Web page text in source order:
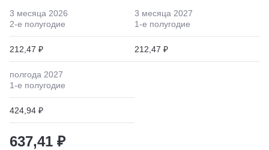
3 месяца 2026
2-е полугодие
212,47 ₽
3 месяца 2027
1-е полугодие
212,47 ₽
полгода 2027
1-е полугодие
424,94 ₽
637,41 ₽